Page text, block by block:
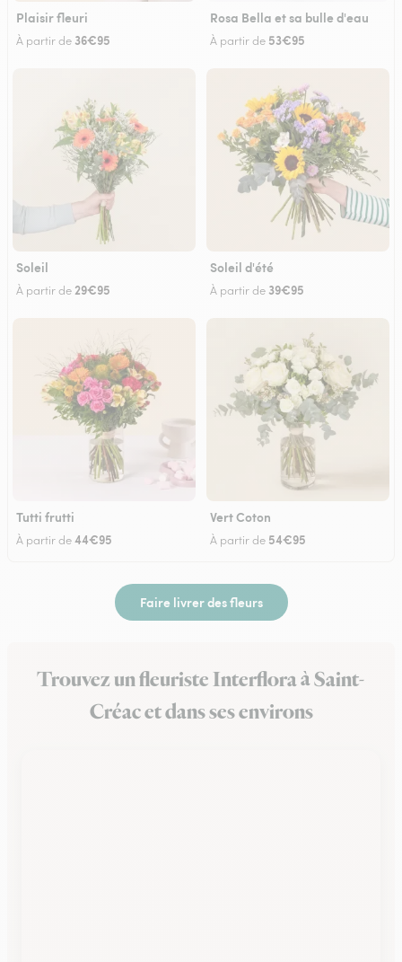
Plaisir fleuri
À partir de 36€95
Rosa Bella et sa bulle d'eau
À partir de 53€95
Soleil
À partir de 29€95
Soleil d'été
À partir de 39€95
Tutti frutti
À partir de44€95
Vert Coton
À partir de 54€95
Faire livrer des fleurs
Trouvez un fleuriste Interflora à Saint-
Créac et dans ses environs